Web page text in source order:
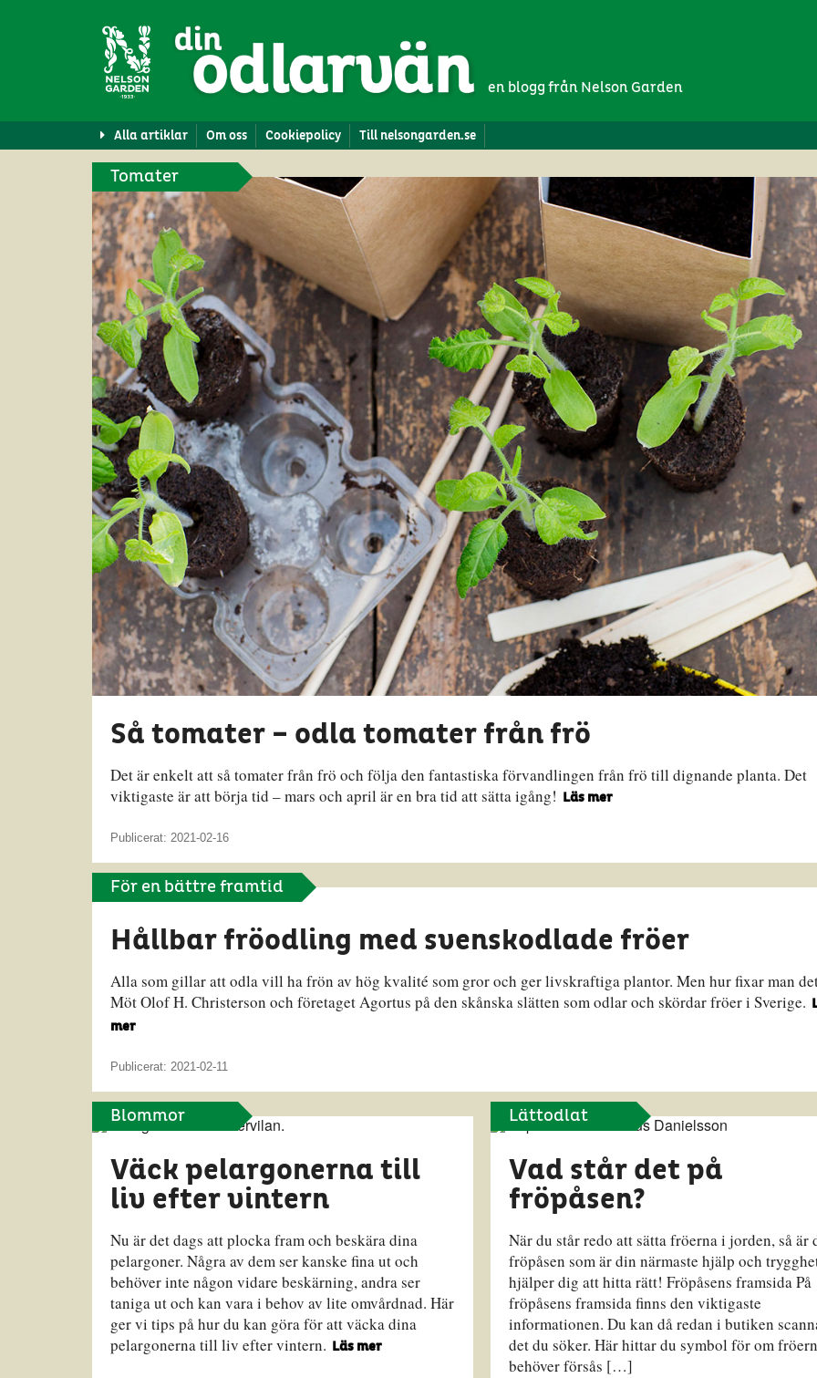
en blogg från Nelson Garden
Alla artiklar Om oss Cookiepolicy Till nelsongarden.se
Tomater
Så tomater – odla tomater från frö
Det är enkelt att så tomater från frö och följa den fantastiska förvandlingen från frö till dignande planta. Det
viktigaste är att börja tid – mars och april är en bra tid att sätta igång! Läs mer
Publicerat: 2021-02-16
För en bättre framtid
Hållbar fröodling med svenskodlade fröer
Alla som gillar att odla vill ha frön av hög kvalité som gror och ger livskraftiga plantor. Men hur fixar man
Möt Olof H. Christerson och företaget Agortus på den skånska slätten som odlar och skördar fröer i Sverige.
mer
Publicerat: 2021-02-11
Blommor
Väck pelargonerna till
liv efter vintern
Nu är det dags att plocka fram och beskära dina
pelargoner. Några av dem ser kanske fina ut och
behöver inte någon vidare beskärning, andra ser
taniga ut och kan vara i behov av lite omvårdnad. Här
ger vi tips på hur du kan göra för att väcka dina
pelargonerna till liv efter vintern.
Läs mer
Lättodlat
Vad står det på
fröpåsen?
När du står redo att sätta fröerna i jorden, så är
fröpåsen som är din närmaste hjälp och
hjälper dig att hitta rätt! Fröpåsens framsida På
fröpåsens framsida finns den viktigaste
informationen. Du kan då redan i butiken
det du söker. Här hittar du symbol för om
behöver försås […]